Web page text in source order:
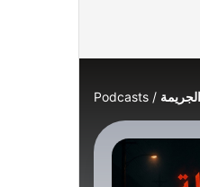
Podcasts